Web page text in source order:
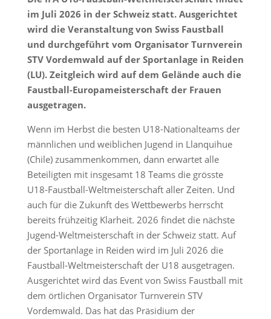
im Juli 2026 in der Schweiz statt. Ausgerichtet
wird die Veranstaltung von Swiss Faustball
und durchgeführt vom Organisator Turnverein
STV Vordemwald auf der Sportanlage in Reiden
(LU). Zeitgleich wird auf dem Gelände auch die
Faustball-Europameisterschaft der Frauen
ausgetragen.
Wenn im Herbst die besten U18-Nationalteams der
männlichen und weiblichen Jugend in Llanquihue
(Chile) zusammenkommen, dann erwartet alle
Beteiligten mit insgesamt 18 Teams die grösste
U18-Faustball-Weltmeisterschaft aller Zeiten. Und
auch für die Zukunft des Wettbewerbs herrscht
bereits frühzeitig Klarheit. 2026 findet die nächste
Jugend-Weltmeisterschaft in der Schweiz statt. Auf
der Sportanlage in Reiden wird im Juli 2026 die
Faustball-Weltmeisterschaft der U18 ausgetragen.
Ausgerichtet wird das Event von Swiss Faustball mit
dem örtlichen Organisator Turnverein STV
Vordemwald. Das hat das Präsidium der